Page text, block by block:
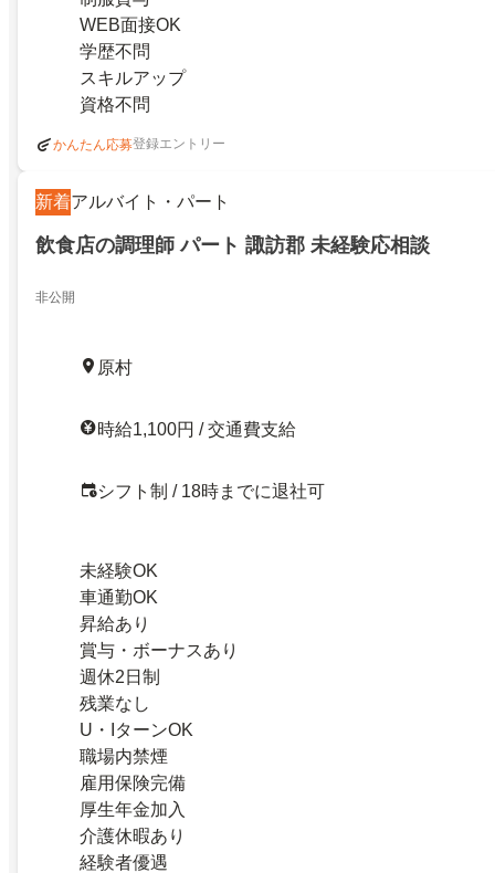
WEB面接OK
学歴不問
スキルアップ
資格不問
かんたん応募登録エントリー
新着アルバイト・パート
飲食店の調理師 パート 諏訪郡 未経験応相談
非公開
原村
時給1,100円 / 交通費支給
シフト制 / 18時までに退社可
未経験OK
車通勤OK
昇給あり
賞与・ボーナスあり
週休2日制
残業なし
U・IターンOK
職場内禁煙
雇用保険完備
厚生年金加入
介護休暇あり
経験者優遇